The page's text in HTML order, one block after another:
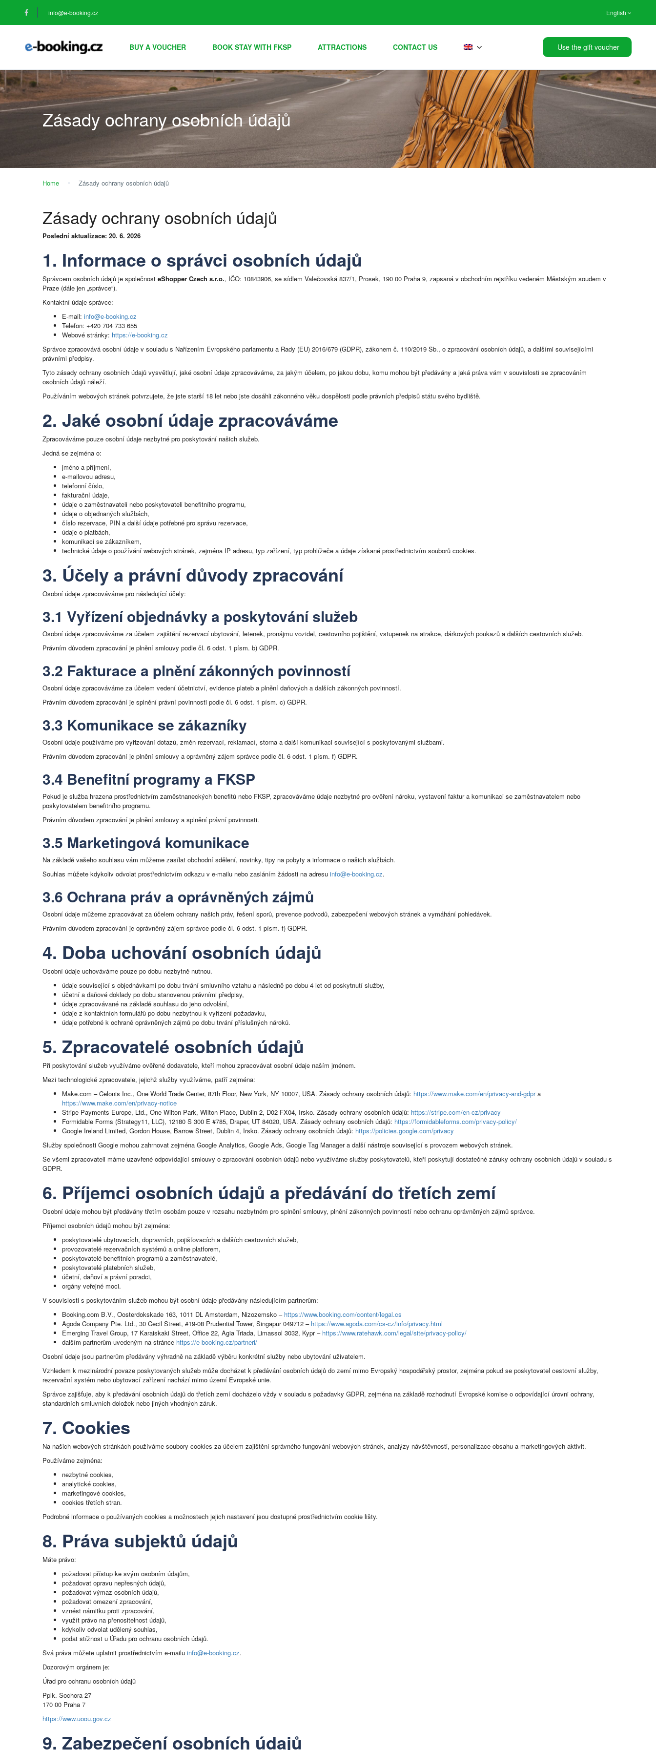
info@e-booking.cz English
BUY A VOUCHER BOOK STAY WITH FKSP ATTRACTIONS CONTACT US Use the gift voucher
Zásady ochrany osobních údajů
Home Zásady ochrany osobních údajů
Zásady ochrany osobních údajů
Poslední aktualizace: 20. 6. 2026
1. Informace o správci osobních údajů
Správcem osobních údajů je společnost eShopper Czech s.r.o., IČO: 10843906, se sídlem Valečovská 837/1, Prosek, 190 00 Praha 9, zapsaná v obchodním rejstříku vedeném Městským soudem v
Praze (dále jen „správce“).
Kontaktní údaje správce:
E-mail: info@e-booking.cz
Telefon: +420 704 733 655
Webové stránky: https://e-booking.cz
Správce zpracovává osobní údaje v souladu s Nařízením Evropského parlamentu a Rady (EU) 2016/679 (GDPR), zákonem č. 110/2019 Sb., o zpracování osobních údajů, a dalšími souvisejícími
právními předpisy.
Tyto zásady ochrany osobních údajů vysvětlují, jaké osobní údaje zpracováváme, za jakým účelem, po jakou dobu, komu mohou být předávány a jaká práva vám v souvislosti se zpracováním
osobních údajů náleží.
Používáním webových stránek potvrzujete, že jste starší 18 let nebo jste dosáhli zákonného věku dospělosti podle právních předpisů státu svého bydliště.
2. Jaké osobní údaje zpracováváme
Zpracováváme pouze osobní údaje nezbytné pro poskytování našich služeb.
Jedná se zejména o:
jméno a příjmení,
e-mailovou adresu,
telefonní číslo,
fakturační údaje,
údaje o zaměstnavateli nebo poskytovateli benefitního programu,
údaje o objednaných službách,
číslo rezervace, PIN a další údaje potřebné pro správu rezervace,
údaje o platbách,
komunikaci se zákazníkem,
technické údaje o používání webových stránek, zejména IP adresu, typ zařízení, typ prohlížeče a údaje získané prostřednictvím souborů cookies.
3. Účely a právní důvody zpracování
Osobní údaje zpracováváme pro následující účely:
3.1 Vyřízení objednávky a poskytování služeb
Osobní údaje zpracováváme za účelem zajištění rezervací ubytování, letenek, pronájmu vozidel, cestovního pojištění, vstupenek na atrakce, dárkových poukazů a dalších cestovních služeb.
Právním důvodem zpracování je plnění smlouvy podle čl. 6 odst. 1 písm. b) GDPR.
3.2 Fakturace a plnění zákonných povinností
Osobní údaje zpracováváme za účelem vedení účetnictví, evidence plateb a plnění daňových a dalších zákonných povinností.
Právním důvodem zpracování je splnění právní povinnosti podle čl. 6 odst. 1 písm. c) GDPR.
3.3 Komunikace se zákazníky
Osobní údaje používáme pro vyřizování dotazů, změn rezervací, reklamací, storna a další komunikaci související s poskytovanými službami.
Právním důvodem zpracování je plnění smlouvy a oprávněný zájem správce podle čl. 6 odst. 1 písm. f) GDPR.
3.4 Benefitní programy a FKSP
Pokud je služba hrazena prostřednictvím zaměstnaneckých benefitů nebo FKSP, zpracováváme údaje nezbytné pro ověření nároku, vystavení faktur a komunikaci se zaměstnavatelem nebo
poskytovatelem benefitního programu.
Právním důvodem zpracování je plnění smlouvy a splnění právní povinnosti.
3.5 Marketingová komunikace
Na základě vašeho souhlasu vám můžeme zasílat obchodní sdělení, novinky, tipy na pobyty a informace o našich službách.
Souhlas můžete kdykoliv odvolat prostřednictvím odkazu v e-mailu nebo zasláním žádosti na adresu info@e-booking.cz.
3.6 Ochrana práv a oprávněných zájmů
Osobní údaje můžeme zpracovávat za účelem ochrany našich práv, řešení sporů, prevence podvodů, zabezpečení webových stránek a vymáhání pohledávek.
Právním důvodem zpracování je oprávněný zájem správce podle čl. 6 odst. 1 písm. f) GDPR.
4. Doba uchování osobních údajů
Osobní údaje uchováváme pouze po dobu nezbytně nutnou.
údaje související s objednávkami po dobu trvání smluvního vztahu a následně po dobu 4 let od poskytnutí služby,
účetní a daňové doklady po dobu stanovenou právními předpisy,
údaje zpracovávané na základě souhlasu do jeho odvolání,
údaje z kontaktních formulářů po dobu nezbytnou k vyřízení požadavku,
údaje potřebné k ochraně oprávněných zájmů po dobu trvání příslušných nároků.
5. Zpracovatelé osobních údajů
Při poskytování služeb využíváme ověřené dodavatele, kteří mohou zpracovávat osobní údaje naším jménem.
Mezi technologické zpracovatele, jejichž služby využíváme, patří zejména:
Make.com – Celonis Inc., One World Trade Center, 87th Floor, New York, NY 10007, USA. Zásady ochrany osobních údajů: https://www.make.com/en/privacy-and-gdpra
https://www.make.com/en/privacy-notice
Stripe Payments Europe, Ltd., One Wilton Park, Wilton Place, Dublin 2, D02 FX04, Irsko. Zásady ochrany osobních údajů: https://stripe.com/en-cz/privacy
Formidable Forms (Strategy11, LLC), 12180 S 300 E #785, Draper, UT 84020, USA. Zásady ochrany osobních údajů: https://formidableforms.com/privacy-policy/
Google Ireland Limited, Gordon House, Barrow Street, Dublin 4, Irsko. Zásady ochrany osobních údajů: https://policies.google.com/privacy
Služby společnosti Google mohou zahrnovat zejména Google Analytics, Google Ads, Google Tag Manager a další nástroje související s provozem webových stránek.
Se všemi zpracovateli máme uzavřené odpovídající smlouvy o zpracování osobních údajů nebo využíváme služby poskytovatelů, kteří poskytují dostatečné záruky ochrany osobních údajů v souladu s
GDPR.
6. Příjemci osobních údajů a předávání do třetích zemí
Osobní údaje mohou být předávány třetím osobám pouze v rozsahu nezbytném pro splnění smlouvy, plnění zákonných povinností nebo ochranu oprávněných zájmů správce.
Příjemci osobních údajů mohou být zejména:
poskytovatelé ubytovacích, dopravních, pojišťovacích a dalších cestovních služeb,
provozovatelé rezervačních systémů a online platforem,
poskytovatelé benefitních programů a zaměstnavatelé,
poskytovatelé platebních služeb,
účetní, daňoví a právní poradci,
orgány veřejné moci.
V souvislosti s poskytováním služeb mohou být osobní údaje předávány následujícím partnerům:
Booking.com B.V., Oosterdokskade 163, 1011 DL Amsterdam, Nizozemsko – https://www.booking.com/content/legal.cs
Agoda Company Pte. Ltd., 30 Cecil Street, #19-08 Prudential Tower, Singapur 049712 – https://www.agoda.com/cs-cz/info/privacy.html
Emerging Travel Group, 17 Karaiskaki Street, Office 22, Agia Triada, Limassol 3032, Kypr – https://www.ratehawk.com/legal/site/privacy-policy/
dalším partnerům uvedeným na stránce https://e-booking.cz/partneri/
Osobní údaje jsou partnerům předávány výhradně na základě výběru konkrétní služby nebo ubytování uživatelem.
Vzhledem k mezinárodní povaze poskytovaných služeb může docházet k předávání osobních údajů do zemí mimo Evropský hospodářský prostor, zejména pokud se poskytovatel cestovní služby,
rezervační systém nebo ubytovací zařízení nachází mimo území Evropské unie.
Správce zajišťuje, aby k předávání osobních údajů do třetích zemí docházelo vždy v souladu s požadavky GDPR, zejména na základě rozhodnutí Evropské komise o odpovídající úrovni ochrany,
standardních smluvních doložek nebo jiných vhodných záruk.
7. Cookies
Na našich webových stránkách používáme soubory cookies za účelem zajištění správného fungování webových stránek, analýzy návštěvnosti, personalizace obsahu a marketingových aktivit.
Používáme zejména:
nezbytné cookies,
analytické cookies,
marketingové cookies,
cookies třetích stran.
Podrobné informace o používaných cookies a možnostech jejich nastavení jsou dostupné prostřednictvím cookie lišty.
8. Práva subjektů údajů
Máte právo:
požadovat přístup ke svým osobním údajům,
požadovat opravu nepřesných údajů,
požadovat výmaz osobních údajů,
požadovat omezení zpracování,
vznést námitku proti zpracování,
využít právo na přenositelnost údajů,
kdykoliv odvolat udělený souhlas,
podat stížnost u Úřadu pro ochranu osobních údajů.
Svá práva můžete uplatnit prostřednictvím e-mailu info@e-booking.cz.
Dozorovým orgánem je:
Úřad pro ochranu osobních údajů
Pplk. Sochora 27
170 00 Praha 7
https://www.uoou.gov.cz
9. Zabezpečení osobních údajů